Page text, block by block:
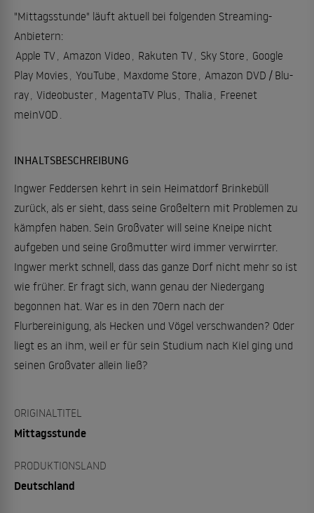
"Mittagsstunde" läuft aktuell bei folgenden Streaming-
Anbietern:
Apple TV Amazon Video Rakuten TV Sky Store
Google
Play Movies YouTube Maxdome Store
Amazon DVD / Blu-
ray Videobuster MagentaTV Plus Thalia
Freenet
meinVOD
INHALTSBESCHREIBUNG
Ingwer Feddersen kehrt in sein Heimatdorf Brinkebüll
zurück, als er sieht, dass seine Großeltern mit Problemen zu
kämpfen haben. Sein Großvater will seine Kneipe nicht
aufgeben und seine Großmutter wird immer verwirrter.
Ingwer merkt schnell, dass das ganze Dorf nicht mehr so ist
wie früher. Er fragt sich, wann genau der Niedergang
begonnen hat. War es in den 70ern nach der
Flurbereinigung, als Hecken und Vögel verschwanden? Oder
liegt es an ihm, weil er für sein Studium nach Kiel ging und
seinen Großvater allein ließ?
ORIGINALTITEL
Mittagsstunde
PRODUKTIONSLAND
Deutschland